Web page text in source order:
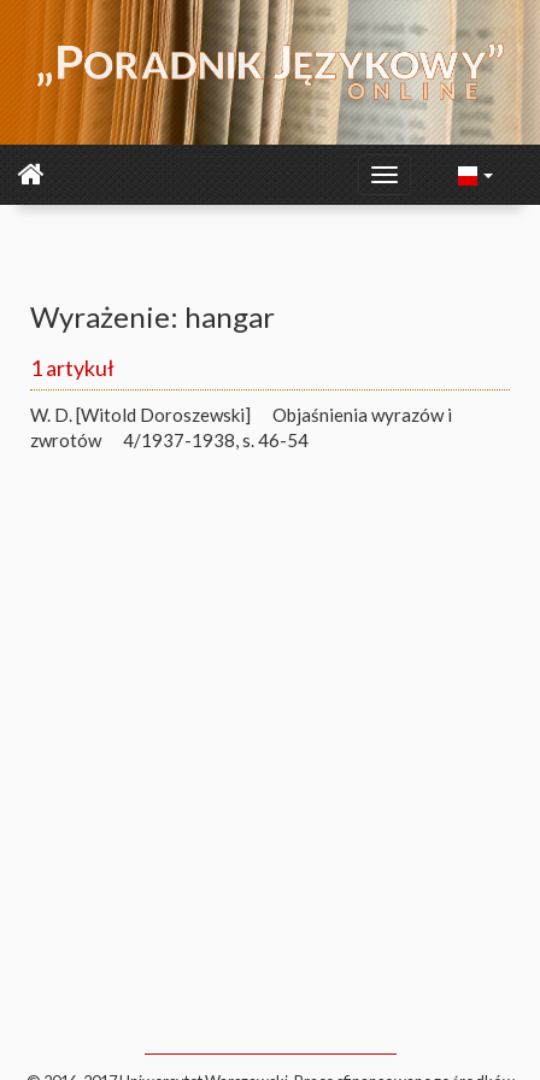
Wyrażenie: hangar
1 artykuł
W. D. [Witold Doroszewski]
Objaśnienia wyrazów i
zwrotów
4/1937-1938, s. 46-54